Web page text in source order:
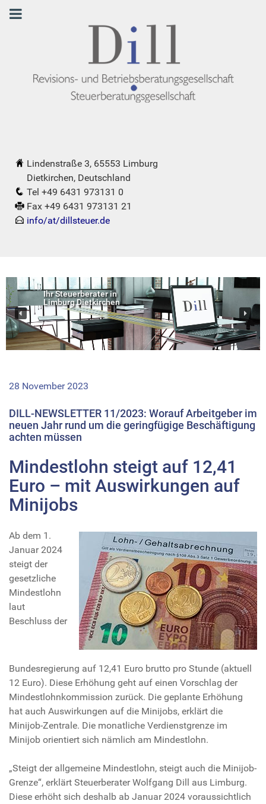
Lindenstraße 3, 65553 Limburg
Dietkirchen, Deutschland
Tel +49 6431 973131 0
Fax +49 6431 973131 21
info/at/dillsteuer.de
Ihr Steuerberater in
Limburg Dietkirchen
28 November 2023
DILL-NEWSLETTER 11/2023: Worauf Arbeitgeber im
neuen Jahr rund um die geringfügige Beschäftigung
achten müssen
Mindestlohn steigt auf 12,41
Euro – mit Auswirkungen auf
Minijobs
Ab dem 1.
Januar 2024
steigt der
gesetzliche
Mindestlohn
laut
Beschluss der
Bundesregierung auf 12,41 Euro brutto pro Stunde (aktuell
12 Euro). Diese Erhöhung geht auf einen Vorschlag der
Mindestlohnkommission zurück. Die geplante Erhöhung
hat auch Auswirkungen auf die Minijobs, erklärt die
Minijob-Zentrale. Die monatliche Verdienstgrenze im
Minijob orientiert sich nämlich am Mindestlohn.
„Steigt der allgemeine Mindestlohn, steigt auch die Minijob-
Grenze“, erklärt Steuerberater Wolfgang Dill aus Limburg.
Diese erhöht sich deshalb ab Januar 2024 voraussichtlich